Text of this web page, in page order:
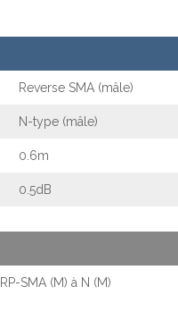
Reverse SMA (mâle)
N-type (mâle)
0.6m
0.5dB
SMA (M) à N (M)